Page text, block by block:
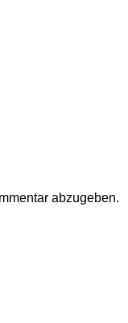
abzugeben.